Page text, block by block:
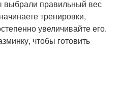
выбрали правильный вес
тренировки,
увеличивайте его.
чтобы готовить